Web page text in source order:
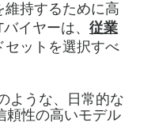
維持するために高
イヤーは、 従業
セットを選択すべ
ような、日常的な
頼性の高いモデル